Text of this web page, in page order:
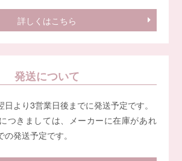
詳しくはこちら
発送について
より3営業日後までに発送予定です。
つきましては、メーカーに在庫があれ
発送予定です。